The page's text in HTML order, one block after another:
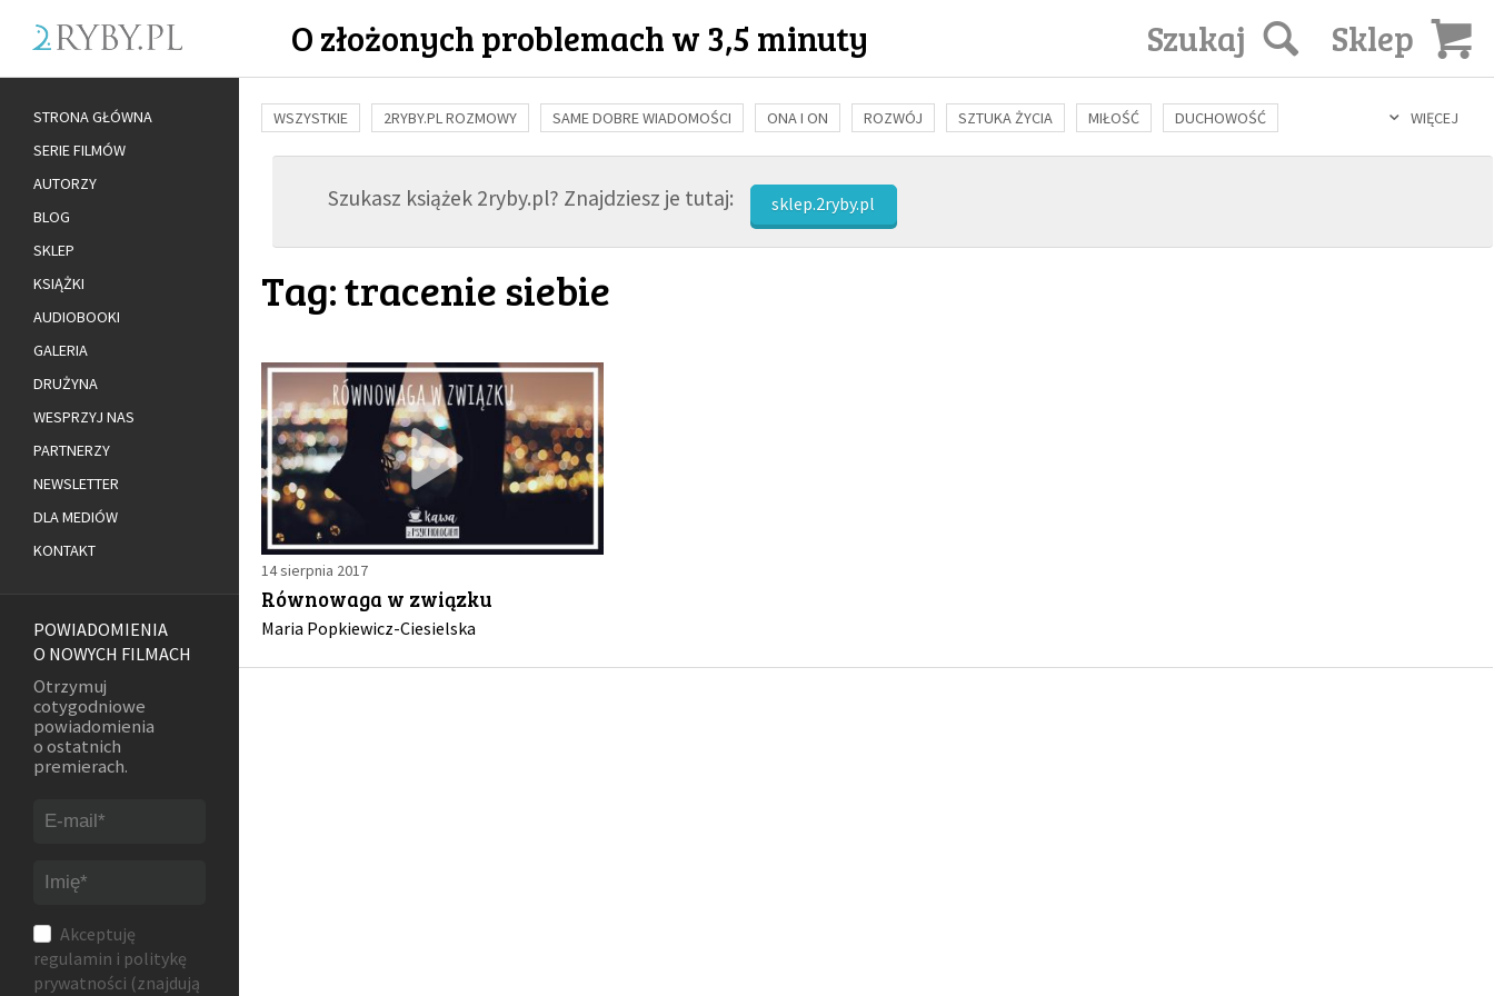
O złożonych problemach w 3,5 minuty Sklep
Szukaj
WIĘCEJ
WSZYSTKIE 2RYBY.PL ROZMOWY SAME DOBRE WIADOMOŚCI ONA I ON ROZWÓJ SZTUKA ŻYCIA MIŁOŚĆ DUCHOWOŚĆ
BUDOWANIE WIĘZI RODZINA NAUKA BIBLIA KOBIETA MĘŻCZYZNA RELIGIE FILOZOFIA KULTURA ŚWIĘCI SEKS IN VITRO
ADOPCJASzukasz książek 2ryby.pl? Znajdziesz je tutaj: sklep.2ryby.pl
Tag: tracenie siebie
14 sierpnia 2017
Równowaga w związku
Maria Popkiewicz-Ciesielska
STRONA GŁÓWNA
SERIE FILMÓW
AUTORZY
BLOG
SKLEP
KSIĄŻKI
AUDIOBOOKI
GALERIA
DRUŻYNA
WESPRZYJ NAS
PARTNERZY
NEWSLETTER
DLA MEDIÓW
KONTAKT
POWIADOMIENIA
O NOWYCH FILMACH
Otrzymuj
cotygodniowe
powiadomienia
o ostatnich
premierach.
Akceptuję
regulamin i politykę
prywatności (znajdują